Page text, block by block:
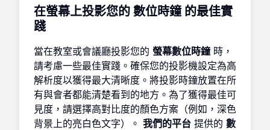
在螢幕上投影您的 數位時鐘的最佳實
踐
當在教室或會議廳投影您的 螢幕數位時鐘時，
請考慮一些最佳實踐。確保您的投影機設定為高
解析度以獲得最大清晰度。將投影時鐘放置在所
有與會者都能清楚看到的地方。為了獲得最佳可
見度，請選擇高對比度的顏色方案（例如，深色
背景上的亮白色文字）。 我們的平台 提供的 數